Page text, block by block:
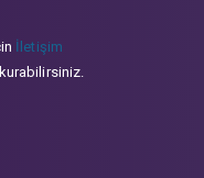
İletişim